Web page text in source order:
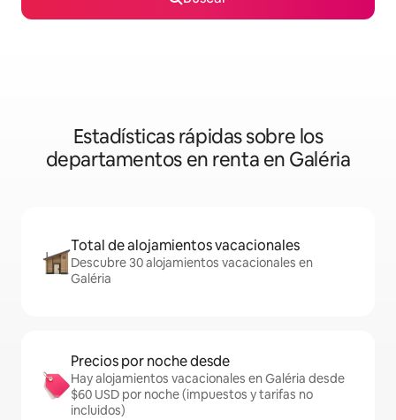
Estadísticas rápidas sobre los
departamentos en renta en Galéria
Total de alojamientos vacacionales
Descubre 30 alojamientos vacacionales en
Galéria
Precios por noche desde
Hay alojamientos vacacionales en Galéria desde
$60 USD por noche (impuestos y tarifas no
incluidos)